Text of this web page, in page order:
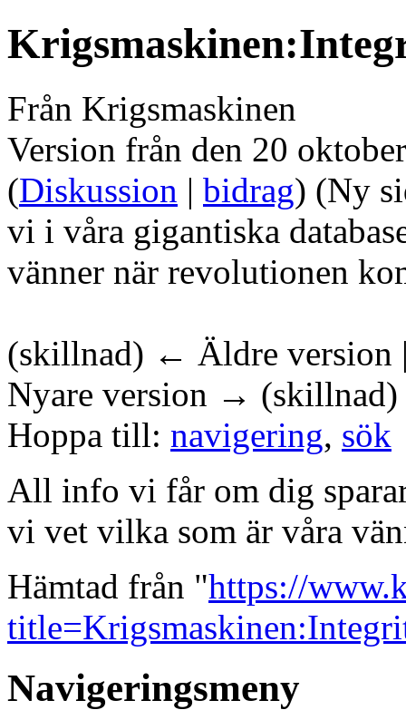
Från Krigsmaskinen
Version från den 20
(Diskussion | bidrag) (Ny
vi i våra gigantiska
vänner när revolutionen
(skillnad) ← Äldre version
Nyare version → (skillnad)
Hoppa till: navigering, sök
All info vi får om dig
vi vet vilka som är våra
Hämtad från "https://
Navigeringsmeny